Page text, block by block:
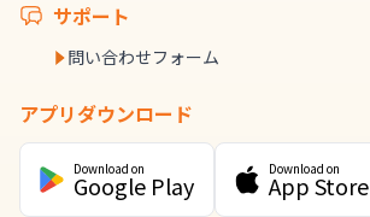
サポート
問い合わせフォーム
アプリダウンロード
Download on
Google Play
Download on
App Store